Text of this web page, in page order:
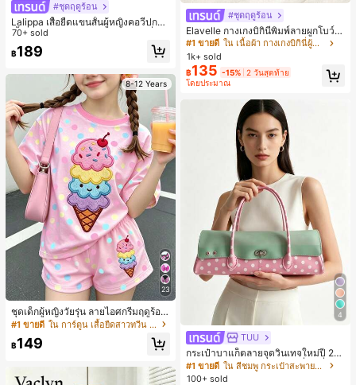
#ชุดฤดูร้อน
Lalippa เสื้อยืดแขนสั้นผู้หญิงคอวีปกคอ
เสื้อไหล่ตก สายถัก งานคราฟต์แฟชั่นมิ
นิมอล ของขวัญสำหรับเพื่อน
70+ sold
฿189
8-12 Years
23
ชุดเด็กผู้หญิงวัยรุ่น ลายไอศกรีมฤดูร้อน
แบบมินิมอลน่ารัก ลายจุดสีสันสดใส สไ
ตล์ครีมหวาน สไตล์วันหยุด ชุด 2 ชิ้น แ
ขนสั้นและกางเกงขาสั้น เหมาะสำหรับฤ
#1 ขายดี ใน การ์ตูน เสื้อยืดสาวทวีน Co-ord
฿149
#ชุดฤดูร้อน
Elavelle กางเกงบิกินี่พิมพ์ลายผูกโบว์เอ
วสูงสำหรับผู้หญิง, ฤดูใบไม้ผลิ/ฤดูร้อน
#1 ขายดี
ใน เนื้อผ้า กางเกงบิกินี่ผู้หญิง
1k+ sold
฿135 -15% 2 วันสุดท้าย
โดยประมาณ
4
TUU
กระเป๋าบาแก็ตลายจุดวินเทจใหม่ปี 20
26 สำหรับผู้หญิง กระเป๋าเจลลี่แฟชั่นสไ
ตล์หวาน ความจุขนาดใหญ่ กระเป๋าสะ
#1 ขายดี
ใน สีชมพู กระเป๋าสะพายผู้หญิง
100+ sold